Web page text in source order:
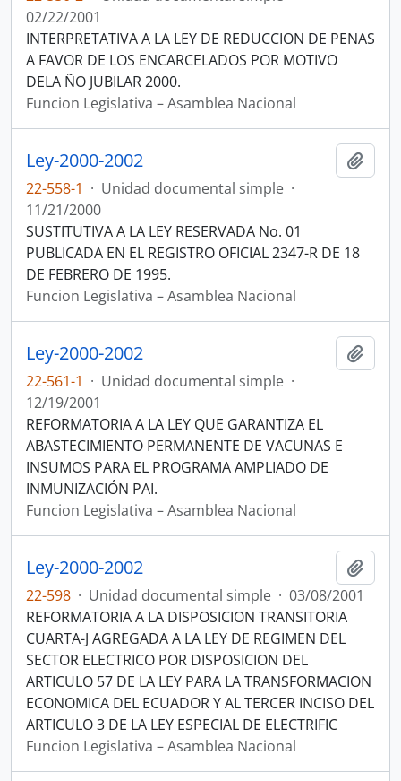
02/22/2001
INTERPRETATIVA A LA LEY DE REDUCCION DE PENAS
A FAVOR DE LOS ENCARCELADOS POR MOTIVO
DELA ÑO JUBILAR 2000.
Funcion Legislativa – Asamblea Nacional
Ley-2000-2002
22-558-1 · Unidad documental simple ·
11/21/2000
SUSTITUTIVA A LA LEY RESERVADA No. 01
PUBLICADA EN EL REGISTRO OFICIAL 2347-R DE 18
DE FEBRERO DE 1995.
Funcion Legislativa – Asamblea Nacional
Ley-2000-2002
22-561-1 · Unidad documental simple ·
12/19/2001
REFORMATORIA A LA LEY QUE GARANTIZA EL
ABASTECIMIENTO PERMANENTE DE VACUNAS E
INSUMOS PARA EL PROGRAMA AMPLIADO DE
INMUNIZACIÓN PAI.
Funcion Legislativa – Asamblea Nacional
Ley-2000-2002
22-598 · Unidad documental simple · 03/08/2001
REFORMATORIA A LA DISPOSICION TRANSITORIA
CUARTA-J AGREGADA A LA LEY DE REGIMEN DEL
SECTOR ELECTRICO POR DISPOSICION DEL
ARTICULO 57 DE LA LEY PARA LA TRANSFORMACION
ECONOMICA DEL ECUADOR Y AL TERCER INCISO DEL
ARTICULO 3 DE LA LEY ESPECIAL DE ELECTRIFIC
Funcion Legislativa – Asamblea Nacional